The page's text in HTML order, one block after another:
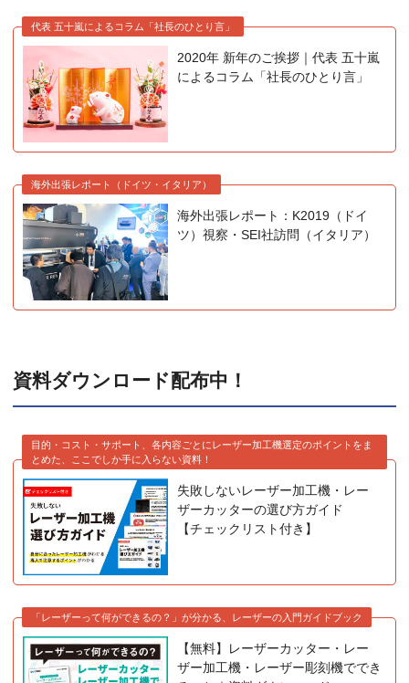
代表 五十嵐によるコラム「社長のひとり言」
2020年 新年のご挨拶｜代表 五十嵐
によるコラム「社長のひとり言」
海外出張レポート（ドイツ・イタリア）
海外出張レポート：K2019（ドイ
ツ）視察・SEI社訪問（イタリア）
資料ダウンロード配布中！
目的・コスト・サポート、各内容ごとにレーザー加工機選定のポイントをま
とめた、ここでしか手に入らない資料！
失敗しないレーザー加工機・レー
ザーカッターの選び方ガイド
【チェックリスト付き】
「レーザーって何ができるの？」が分かる、レーザーの入門ガイドブック
【無料】レーザーカッター・レー
ザー加工機・レーザー彫刻機ででき